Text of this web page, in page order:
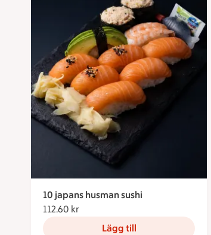
10 japans husman sushi
112.60 kr
Lägg till